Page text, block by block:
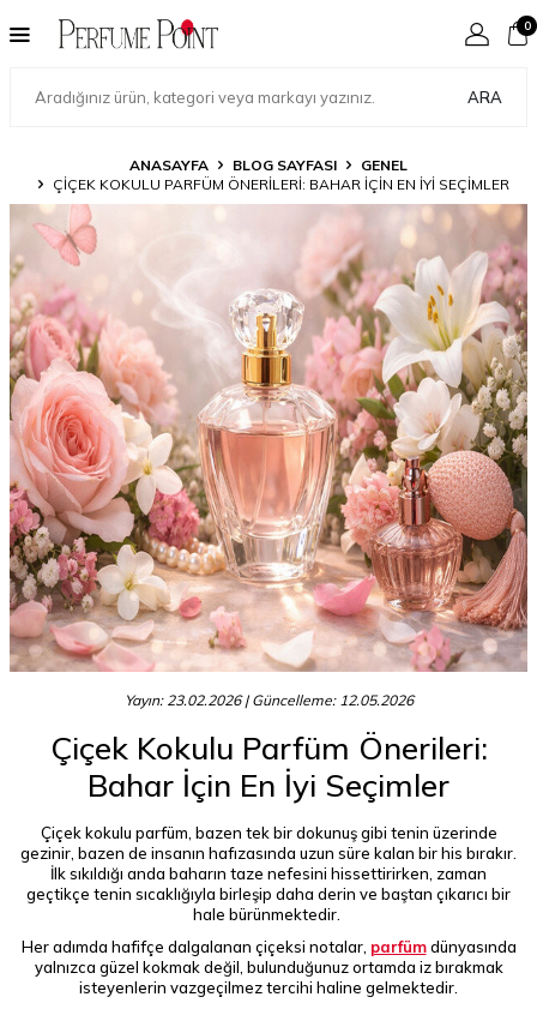
ARA
0
ANASAYFA BLOG SAYFASI
GENEL
ÇIÇEK KOKULU PARFÜM ÖNERILERI: BAHAR İÇIN EN İYI SEÇIMLER
Yayın: 23.02.2026| Güncelleme: 12.05.2026
Çiçek Kokulu Parfüm Önerileri:
Bahar İçin En İyi Seçimler
Çiçek kokulu parfüm, bazen tek bir dokunuş gibi tenin üzerinde
gezinir, bazen de insanın hafızasında uzun süre kalan bir his bırakır.
İlk sıkıldığı anda baharın taze nefesini hissettirirken, zaman
geçtikçe tenin sıcaklığıyla birleşip daha derin ve baştan çıkarıcı bir
hale bürünmektedir.
Her adımda hafifçe dalgalanan çiçeksi notalar, parfümdünyasında
yalnızca güzel kokmak değil, bulunduğunuz ortamda iz bırakmak
isteyenlerin vazgeçilmez tercihi haline gelmektedir.